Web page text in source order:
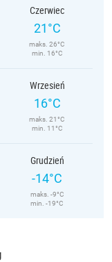
Czerwiec
21°C
maks. 26°C
min. 16°C
Wrzesień
16°C
maks. 21°C
min. 11°C
Grudzień
-14°C
maks. -9°C
min. -19°C